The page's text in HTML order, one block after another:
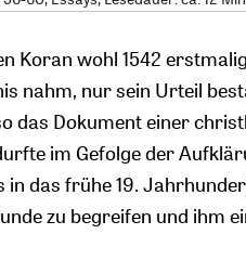
Koran wohl 1542
nahm, nur sein Urteil
das Dokument einer
im Gefolge der
das frühe 19.
zu begreifen und ihm